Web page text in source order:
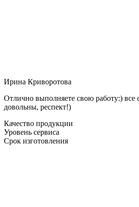
Ирина Криворотова
Отлично выполняете свою работу:) все
довольны, респект!)
Качество продукции
Уровень сервиса
Срок изготовления